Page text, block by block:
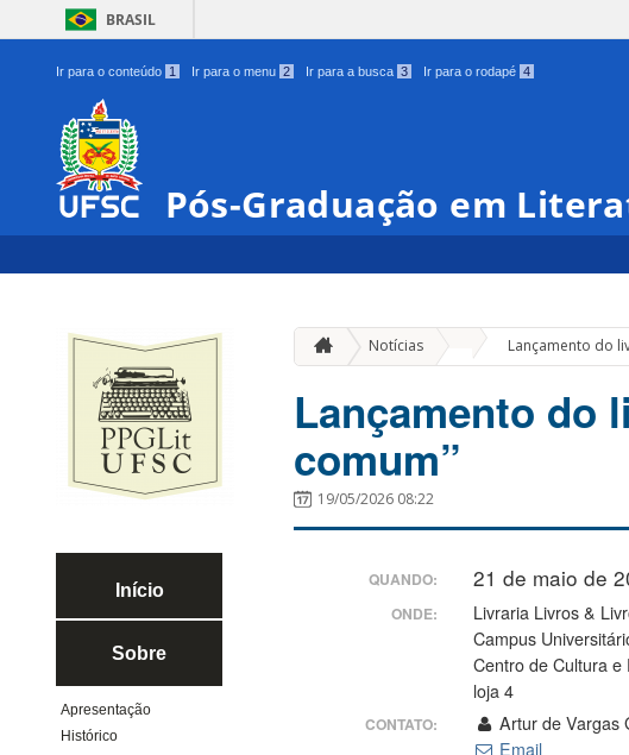
BRASIL
Ir para o conteúdo 1 Ir para o menu 2 Ir para a busca 3 Ir para o rodapé 4
Pós-Graduação em
Início
Sobre
Apresentação
Histórico
Notícias Lançamento do
Lançamento do
comum”
19/05/2026 08:22
QUANDO: 21 de maio de
ONDE:
Livraria Livros &
Campus
Centro de Cultura e
loja 4
CONTATO:
Artur de Vargas
Email